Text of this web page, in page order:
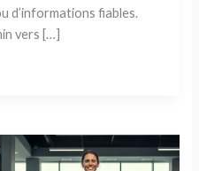
d’informations fiables.
vers […]